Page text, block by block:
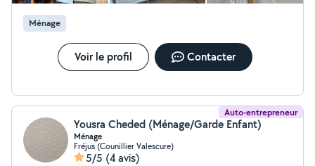
Ménage
Voir le profil Contacter
Auto-entrepreneur
Yousra Cheded (Ménage/Garde Enfant)
Ménage
Fréjus (Counillier Valescure)
5/5 (4 avis)